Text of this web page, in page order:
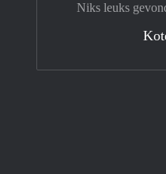
Niks leuks